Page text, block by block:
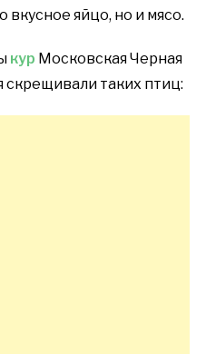
вкусное яйцо, но и мясо.
кур Московская Черная
скрещивали таких птиц: